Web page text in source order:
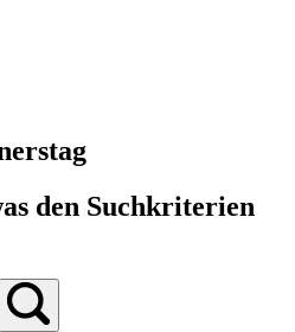
den Suchkriterien